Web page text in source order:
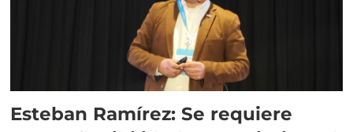
Esteban Ramírez: Se requiere